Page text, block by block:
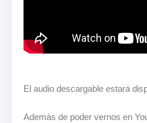
El audio descargable estará
Además de poder vernos en